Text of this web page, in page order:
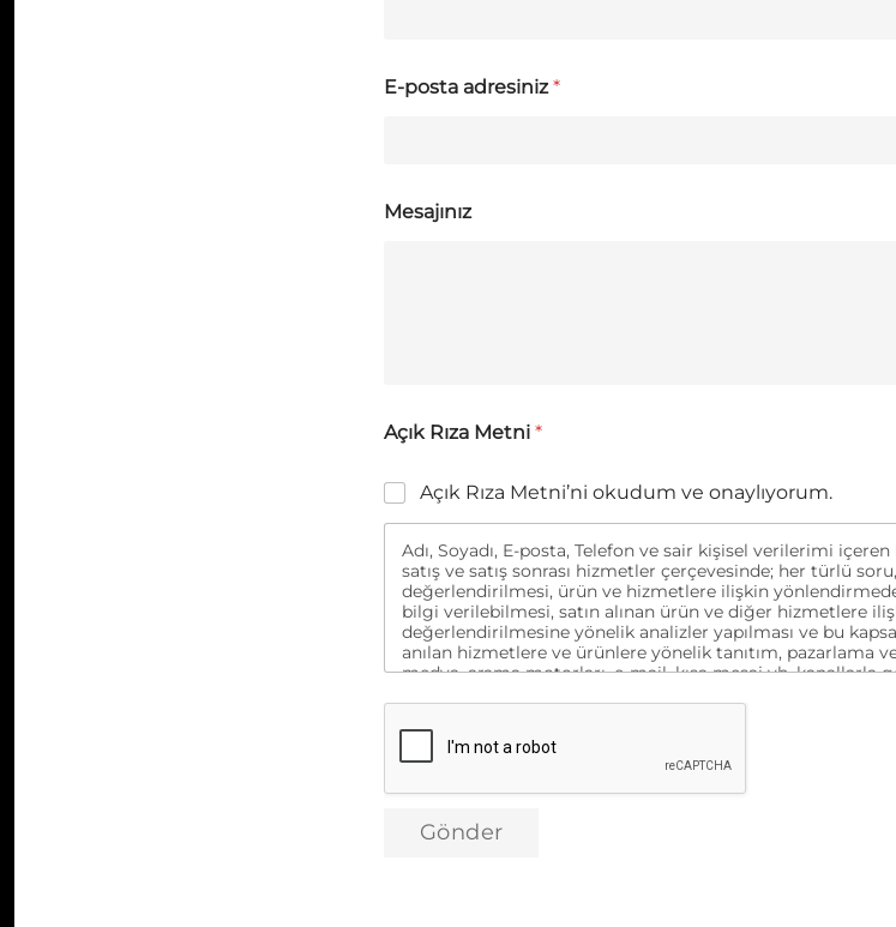
E-posta adresiniz*
Mesajınız
Açık Rıza Metni *
Açık Rıza Metni’ni okudum ve onaylıyorum.
Adı, Soyadı, E-posta, Telefon ve sair kişisel verilerimi
satış ve satış sonrası hizmetler çerçevesinde; her türlü
değerlendirilmesi, ürün ve hizmetlere ilişkin
bilgi verilebilmesi, satın alınan ürün ve diğer hizmetlere
değerlendirilmesine yönelik analizler yapılması ve bu
anılan hizmetlere ve ürünlere yönelik tanıtım, pazarlama
medya, arama motorları, e-mail, kısa mesaj vb. kanallarla
rızam ile onaylıyorum.
Gönder